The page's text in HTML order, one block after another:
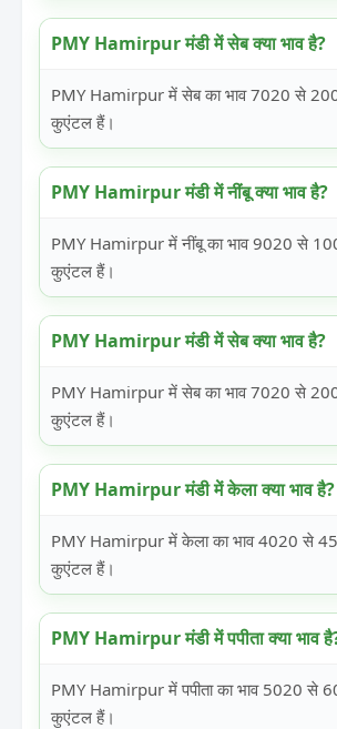
PMY Hamirpur मंडी में सेब क्या भाव है?
PMY Hamirpur में सेब का भाव 7020 से
कुएंटल हैं।
PMY Hamirpur मंडी में नींबू क्या भाव है?
PMY Hamirpur में नींबू का भाव 9020 से
कुएंटल हैं।
PMY Hamirpur मंडी में सेब क्या भाव है?
PMY Hamirpur में सेब का भाव 7020 से
कुएंटल हैं।
PMY Hamirpur मंडी में केला क्या भाव है?
PMY Hamirpur में केला का भाव 4020 से
कुएंटल हैं।
PMY Hamirpur मंडी में पपीता क्या भाव
PMY Hamirpur में पपीता का भाव 5020 से
कुएंटल हैं।